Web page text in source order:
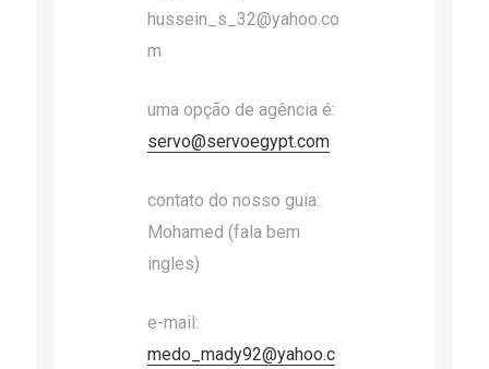
hussein_s_32@yahoo.co
m
uma opção de agência é:
servo@servoegypt.com
contato do nosso guia:
Mohamed (fala bem
ingles)
e-mail:
medo_mady92@yahoo.c